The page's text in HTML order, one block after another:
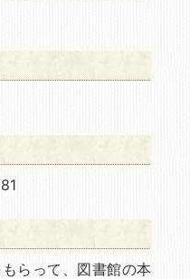
らって、図書館の本